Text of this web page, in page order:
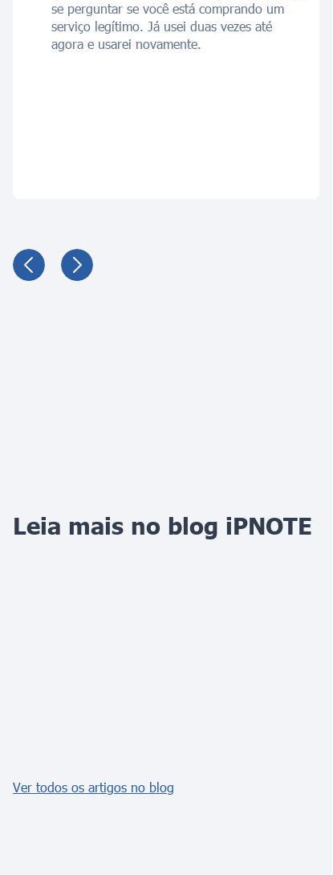
se perguntar se você está comprando um
serviço legítimo. Já usei duas vezes até
agora e usarei novamente.
Leia mais no blog iPNOTE
Ver todos os artigos no blog